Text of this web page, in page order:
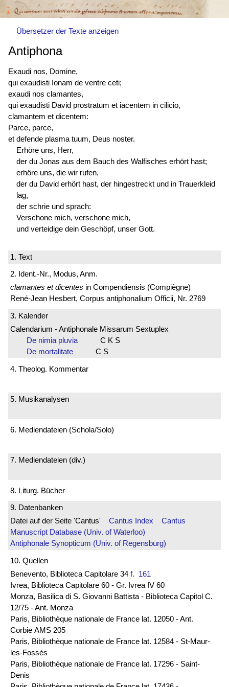
Übersetzer der Texte anzeigen
Antiphona
Exaudi nos, Domine,
qui exaudisti Ionam de ventre ceti;
exaudi nos clamantes,
qui exaudisti David prostratum et iacentem in cilicio,
clamantem et dicentem:
Parce, parce,
et defende plasma tuum, Deus noster.
Erhöre uns, Herr,
der du Jonas aus dem Bauch des Walfisches erhört hast;
erhöre uns, die wir rufen,
der du David erhört hast, der hingestreckt und in Trauerkleid
lag,
der schrie und sprach:
Verschone mich, verschone mich,
und verteidige dein Geschöpf, unser Gott.
1. Text
2. Ident.-Nr., Modus, Anm.
clamantes et dicentes in Compendiensis (Compiègne)
René-Jean Hesbert, Corpus antiphonalium Officii, Nr. 2769
3. Kalender
Calendarium - Antiphonale Missarum Sextuplex
De nimia pluvia
C K S
De mortalitate
C S
4. Theolog. Kommentar
5. Musikanalysen
6. Mediendateien (Schola/Solo)
7. Mediendateien (div.)
8. Liturg. Bücher
9. Datenbanken
Datei auf der Seite 'Cantus' Cantus Index
Cantus
Manuscript Database (Univ. of Waterloo)
Antiphonale Synopticum (Univ. of Regensburg)
10. Quellen
Benevento, Biblioteca Capitolare 34 f. 161
Ivrea, Biblioteca Capitolare 60 - Gr. Ivrea IV 60
Monza, Basilica di S. Giovanni Battista - Biblioteca Capitol C.
12/75 - Ant. Monza
Paris, Bibliothèque nationale de France lat. 12050 - Ant.
Corbie AMS 205
Paris, Bibliothèque nationale de France lat. 12584 - St-Maur-
les-Fossés
Paris, Bibliothèque nationale de France lat. 17296 - Saint-
Denis